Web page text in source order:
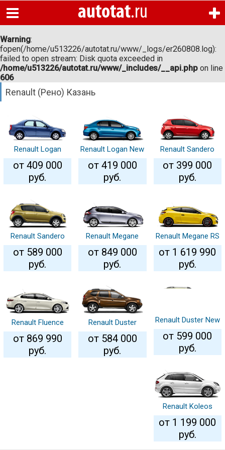
Главная
Новые авто
Подержанные авто
Новости и статьи
Автосервисы
Запчасти
Автошколы
Узнать свои штрафы
Автосправка
autotat.ru
Warning:
fopen(/home/u513226/autotat.ru/www/_logs/er260808.log):
failed to open stream: Disk quota exceeded in
/home/u513226/autotat.ru/www/_includes/__api.php on line
606
Renault (Рено) Казань
Renault Logan
от 409 000
руб.
Renault Logan New
от 419 000
руб.
Renault Sandero
New
от 399 000
руб.
Renault Sandero
Stepway
от 589 000
руб.
Renault Megane
хетчбэк
от 849 000
руб.
Renault Megane RS
от 1 619 990
руб.
Renault Fluence
от 869 990
руб.
Renault Duster
от 584 000
руб.
Renault Duster New
от 599 000
руб.
Renault Koleos
от 1 199 000
руб.
Warning
fopen(/home/u513226/autotat.ru/www/_logs/er260808.log):
failed to open stream: Disk quota exceeded in
/home/u513226/autotat.ru/www/_includes/__api.phpon line
606